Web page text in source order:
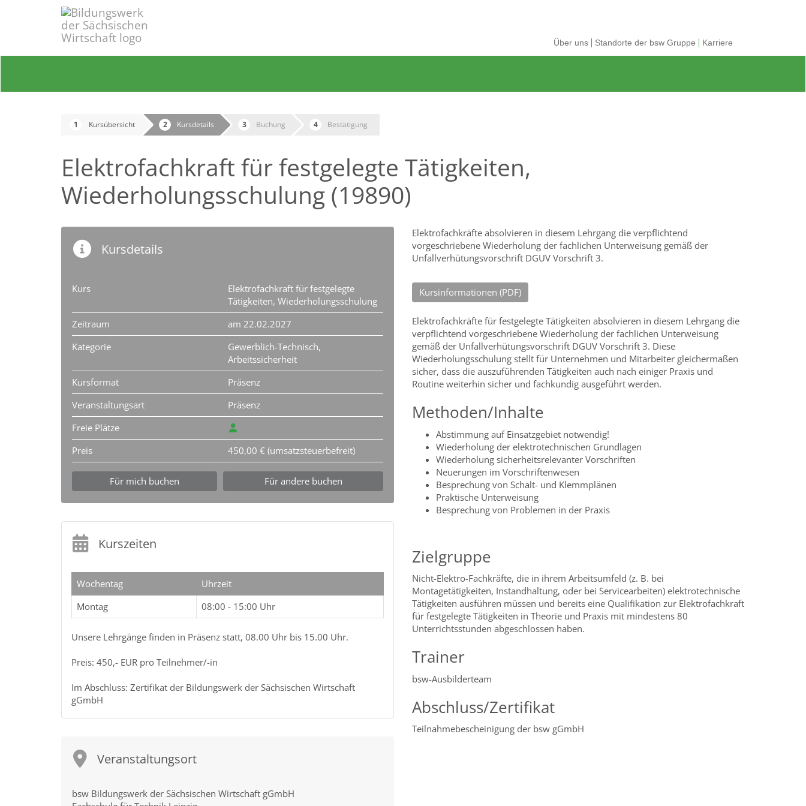
Über uns Standorte der bsw Gruppe Karriere
Kursübersicht Kursdetails Buchung Bestätigung
Elektrofachkraft für festgelegte Tätigkeiten,
Wiederholungsschulung (19890)
Kursdetails
Kurs
Elektrofachkraft für festgelegte
Tätigkeiten, Wiederholungsschulung
Zeitraum
am 22.02.2027
Kategorie
Gewerblich-Technisch,
Arbeitssicherheit
Kursformat
Präsenz
Veranstaltungsart
Präsenz
Freie Plätze
Preis
450,00 € (umsatzsteuerbefreit)
Für mich buchen Für andere buchen
Elektrofachkräfte absolvieren in diesem Lehrgang die verpflichtend
vorgeschriebene Wiederholung der fachlichen Unterweisung gemäß der
Unfallverhütungsvorschrift DGUV Vorschrift 3.
Kursinformationen (PDF)
Elektrofachkräfte für festgelegte Tätigkeiten absolvieren in diesem Lehrgang die
verpflichtend vorgeschriebene Wiederholung der fachlichen Unterweisung
gemäß der Unfallverhütungsvorschrift DGUV Vorschrift 3. Diese
Wiederholungsschulung stellt für Unternehmen und Mitarbeiter gleichermaßen
sicher, dass die auszuführenden Tätigkeiten auch nach einiger Praxis und
Routine weiterhin sicher und fachkundig ausgeführt werden.
Methoden/Inhalte
Abstimmung auf Einsatzgebiet notwendig!
Wiederholung der elektrotechnischen Grundlagen
Wiederholung sicherheitsrelevanter Vorschriften
Neuerungen im Vorschriftenwesen
Besprechung von Schalt- und Klemmplänen
Praktische Unterweisung
Besprechung von Problemen in der Praxis
Zielgruppe
Nicht-Elektro-Fachkräfte, die in ihrem Arbeitsumfeld (z. B. bei
Montagetätigkeiten, Instandhaltung, oder bei Servicearbeiten) elektrotechnische
Tätigkeiten ausführen müssen und bereits eine Qualifikation zur Elektrofachkraft
für festgelegte Tätigkeiten in Theorie und Praxis mit mindestens 80
Unterrichtsstunden abgeschlossen haben.
Trainer
bsw-Ausbilderteam
Abschluss/Zertifikat
Teilnahmebescheinigung der bsw gGmbH
Kurszeiten
Wochentag
Uhrzeit
Montag
08:00 - 15:00 Uhr
Unsere Lehrgänge finden in Präsenz statt, 08.00 Uhr bis 15.00 Uhr.
Preis: 450,- EUR pro Teilnehmer/-in
Im Abschluss: Zertifikat der Bildungswerk der Sächsischen Wirtschaft
gGmbH
Veranstaltungsort
bsw Bildungswerk der Sächsischen Wirtschaft gGmbH